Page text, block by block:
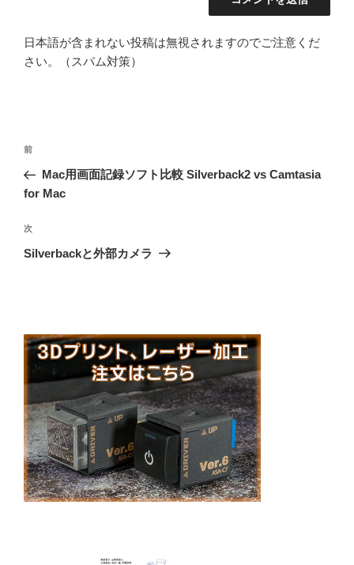
日本語が含まれない投稿は無視されますのでご注意くだ
さい。（スパム対策）
投
ナ
ゲ
ー
前
の
投
前
Mac用画面記録ソフト比較 Silverback2 vs Camtasia
for Mac
次
の
次
Silverbackと外部カメラ